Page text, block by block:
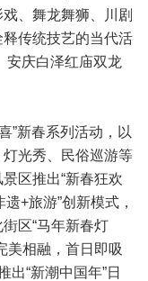
、舞龙舞狮、川剧
传统技艺的当代活
安庆白泽红庙双龙
新春系列活动，以
光秀、民俗巡游等
区推出“新春狂欢
+旅游”创新模式，
区“马年新春灯
美相融，首日即吸
“新潮中国年”日